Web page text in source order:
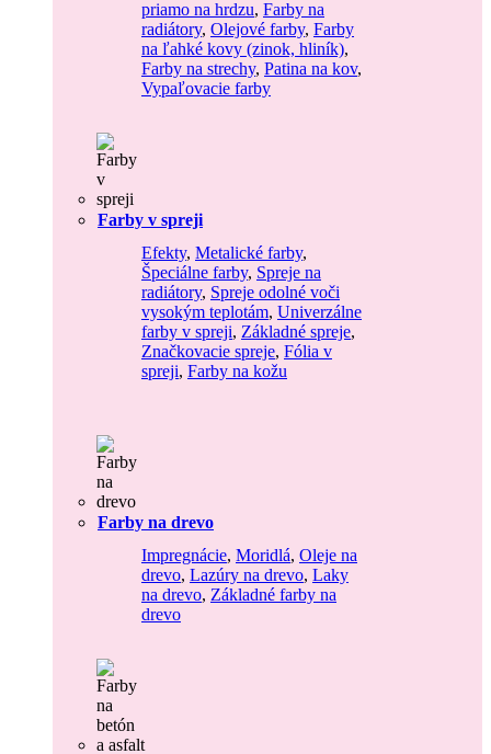
priamo na hrdzu, Farby na
radiátory, Olejové farby, Farby
na ľahké kovy (zinok, hliník),
Farby na strechy, Patina na kov,
Vypaľovacie farby
Farby v spreji
Efekty, Metalické farby,
Špeciálne farby, Spreje na
radiátory, Spreje odolné voči
vysokým teplotám, Univerzálne
farby v spreji, Základné spreje,
Značkovacie spreje, Fólia v
spreji, Farby na kožu
Farby na drevo
Impregnácie, Moridlá, Oleje na
drevo, Lazúry na drevo, Laky
na drevo, Základné farby na
drevo